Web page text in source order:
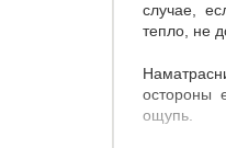
случае,
тепло, не
остороны
ощупь.